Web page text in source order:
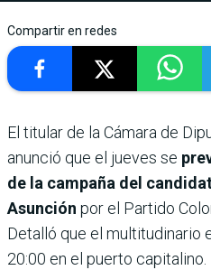
Compartir en redes
El titular de la Cámara de
anunció que el jueves se
de la campaña del
Asunción por el Partido
Detalló que el multitudinario
20:00 en el puerto capitalino.